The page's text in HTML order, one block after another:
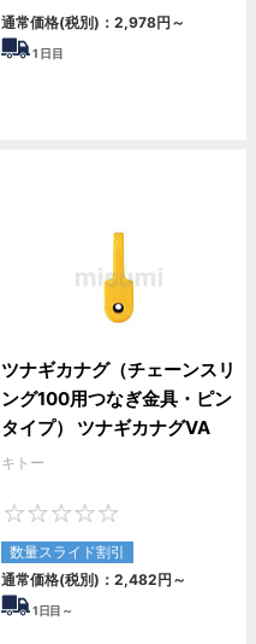
通常価格(税別)： 2,978円 ～
1 日目
ツナギカナグ（チェーンスリ
ング100用つなぎ金具・ピン
タイプ） ツナギカナグVA
キトー
数量スライド割引
通常価格(税別)： 2,482円 ～
1日目～